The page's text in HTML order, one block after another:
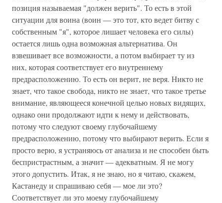
позиция называемая "должен верить". То есть в этой
ситуации для воина (воин — это тот, кто ведет битву с
собственным "я", которое лишает человека его силы)
остается лишь одна возможная альтернатива. Он
взвешивает все возможности, а потом выбирает ту из
них, которая соответствует его внутреннему
предрасположению. То есть он верит, не веря. Никто не
знает, что такое свобода, никто не знает, что такое третье
внимание, являющееся конечной целью новых видящих,
однако они продолжают идти к нему и действовать,
потому что следуют своему глубочайшему
предрасположению, потому что выбирают верить. Если я
просто верю, я устраняюсь от анализа и не способен быть
беспристрастным, а значит — адекватным. Я не могу
этого допустить. Итак, я не знаю, но я читаю, скажем,
Кастанеду и спрашиваю себя — мое ли это?
Соответствует ли это моему глубочайшему